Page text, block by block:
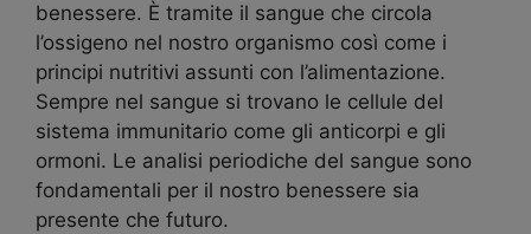
benessere. È tramite il sangue che circola
l’ossigeno nel nostro organismo così come i
principi nutritivi assunti con l’alimentazione.
Sempre nel sangue si trovano le cellule del
sistema immunitario come gli anticorpi e gli
ormoni. Le analisi periodiche del sangue sono
fondamentali per il nostro benessere sia
presente che futuro.